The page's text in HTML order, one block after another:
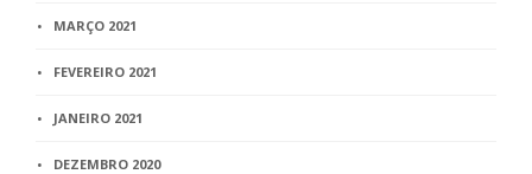
MARÇO 2021
FEVEREIRO 2021
JANEIRO 2021
DEZEMBRO 2020